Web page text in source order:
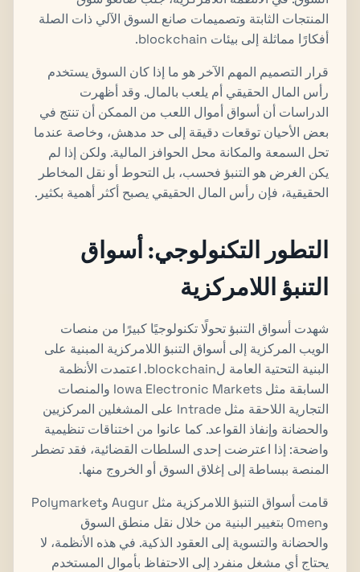
المنتجات الثابتة وتصميمات صانع السوق الآلي ذات الصلة
أفكارًا مماثلة إلى بيئات blockchain.
قرار التصميم المهم الآخر هو ما إذا كان السوق يستخدم
رأس المال الحقيقي أم يلعب بالمال. وقد أظهرت
الدراسات أن أسواق أموال اللعب من الممكن أن تنتج في
بعض الأحيان توقعات دقيقة إلى حد مدهش، وخاصة عندما
تحل السمعة والمكانة محل الحوافز المالية. ولكن إذا لم
يكن الغرض هو التنبؤ فحسب، بل التحوط أو نقل المخاطر
الحقيقية، فإن رأس المال الحقيقي يصبح أكثر أهمية بكثير.
التطور التكنولوجي: أسواق
التنبؤ اللامركزية
شهدت أسواق التنبؤ تحولًا تكنولوجيًا كبيرًا من منصات
الويب المركزية إلى أسواق التنبؤ اللامركزية المبنية على
البنية التحتية العامة لblockchain. اعتمدت الأنظمة
السابقة مثل Iowa Electronic Markets والمنصات
التجارية اللاحقة مثل Intrade على المشغلين المركزيين
والحضانة وإنفاذ القواعد. كما عانوا من اختناقات تنظيمية
واضحة: إذا اعترضت إحدى السلطات القضائية، فقد تضطر
المنصة ببساطة إلى إغلاق السوق أو الخروج منها.
قامت أسواق التنبؤ اللامركزية مثل Augur وPolymarket
وOmen بتغيير البنية من خلال نقل منطق السوق
والحضانة والتسوية إلى العقود الذكية. في هذه الأنظمة، لا
يحتاج أي مشغل منفرد إلى الاحتفاظ بأموال المستخدم